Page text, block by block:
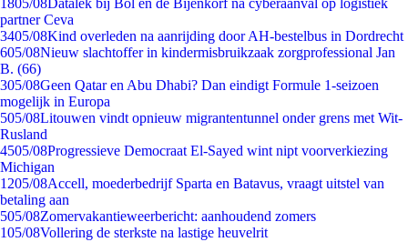
1805/08Datalek bij Bol en de Bijenkorf na cyberaanval op logistiek
partner Ceva
3405/08Kind overleden na aanrijding door AH-bestelbus in Dordrecht
605/08Nieuw slachtoffer in kindermisbruikzaak zorgprofessional Jan
B. (66)
305/08Geen Qatar en Abu Dhabi? Dan eindigt Formule 1-seizoen
mogelijk in Europa
505/08Litouwen vindt opnieuw migrantentunnel onder grens met Wit-
Rusland
4505/08Progressieve Democraat El-Sayed wint nipt voorverkiezing
Michigan
1205/08Accell, moederbedrijf Sparta en Batavus, vraagt uitstel van
betaling aan
505/08Zomervakantieweerbericht: aanhoudend zomers
105/08Vollering de sterkste na lastige heuvelrit